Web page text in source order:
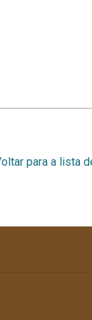
para a lista